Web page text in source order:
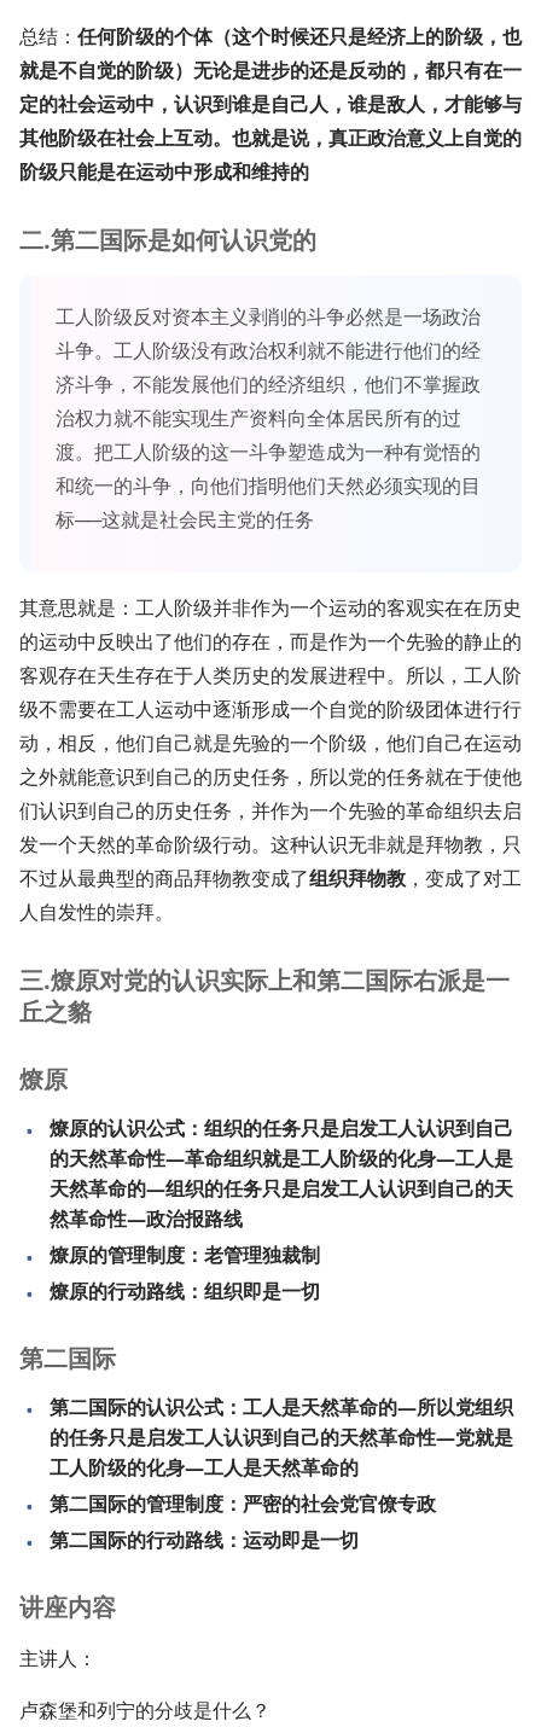
总结： 任何阶级的个体（这个时候还只是经济上的阶级，也
就是不自觉的阶级）无论是进步的还是反动的，都只有在一
定的社会运动中，认识到谁是自己人，谁是敌人，才能够与
其他阶级在社会上互动。也就是说，真正政治意义上自觉的
阶级只能是在运动中形成和维持的
二.第二国际是如何认识党的
工人阶级反对资本主义剥削的斗争必然是一场政治
斗争。工人阶级没有政治权利就不能进行他们的经
济斗争，不能发展他们的经济组织，他们不掌握政
治权力就不能实现生产资料向全体居民所有的过
渡。把工人阶级的这一斗争塑造成为一种有觉悟的
和统一的斗争，向他们指明他们天然必须实现的目
标──这就是社会民主党的任务
其意思就是：工人阶级并非作为一个运动的客观实在在历史
的运动中反映出了他们的存在，而是作为一个先验的静止的
客观存在天生存在于人类历史的发展进程中。所以，工人阶
级不需要在工人运动中逐渐形成一个自觉的阶级团体进行行
动，相反，他们自己就是先验的一个阶级，他们自己在运动
之外就能意识到自己的历史任务，所以党的任务就在于使他
们认识到自己的历史任务，并作为一个先验的革命组织去启
发一个天然的革命阶级行动。这种认识无非就是拜物教，只
不过从最典型的商品拜物教变成了组织拜物教，变成了对工
人自发性的崇拜。
三.燎原对党的认识实际上和第二国际右派是一
丘之貉
燎原
燎原的认识公式：组织的任务只是启发工人认识到自己
的天然革命性—革命组织就是工人阶级的化身—工人是
天然革命的—组织的任务只是启发工人认识到自己的天
然革命性—政治报路线
燎原的管理制度：老管理独裁制
燎原的行动路线：组织即是一切
第二国际
第二国际的认识公式：工人是天然革命的—所以党组织
的任务只是启发工人认识到自己的天然革命性—党就是
工人阶级的化身—工人是天然革命的
第二国际的管理制度：严密的社会党官僚专政
第二国际的行动路线：运动即是一切
讲座内容
主讲人：
卢森堡和列宁的分歧是什么？